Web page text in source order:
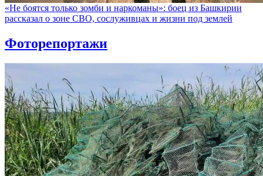
«Не боятся только зомби и наркоманы»: боец из Башкирии
рассказал о зоне СВО, сослуживцах и жизни под землей
Фоторепортажи